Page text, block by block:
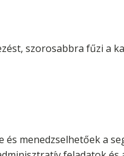
szorosabbra fűzi a
menedzselhetőek a